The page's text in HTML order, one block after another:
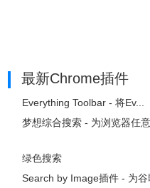
最新Chrome插件
Everything Toolbar - 将Ev...
梦想综合搜索 - 为浏览器任
绿色搜索
Search by Image插件 - 为谷